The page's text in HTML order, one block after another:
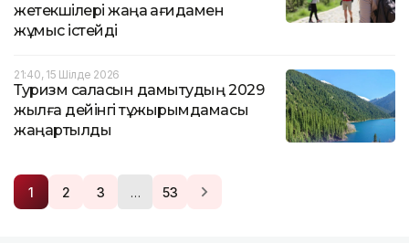
жетекшілері жаңа қағидамен
жұмыс істейді
21:40, 15 Шілде 2026
Туризм саласын дамытудың 2029
жылға дейінгі тұжырымдамасы
жаңартылды
1 2 3 … 53